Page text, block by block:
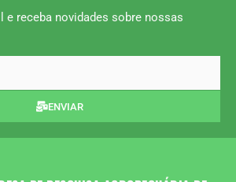
e receba novidades sobre nossas
ENVIAR